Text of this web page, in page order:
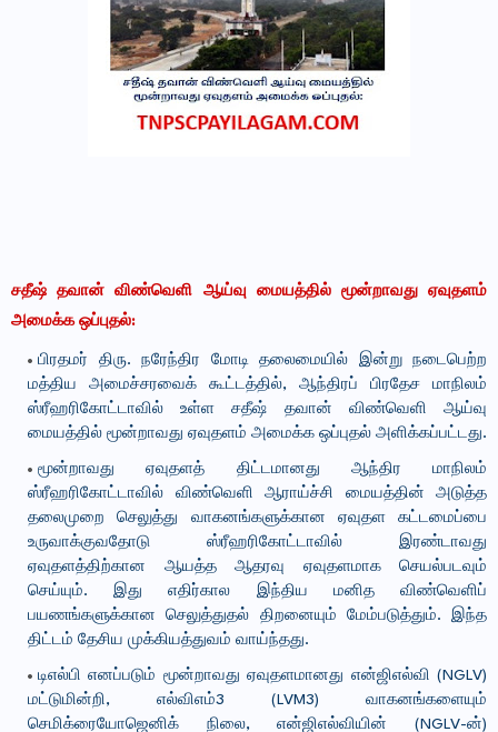
சதீஷ் தவான் விண்வெளி ஆய்வு மையத்தில் மூன்றாவது ஏவுதளம்
அமைக்க ஒப்புதல்:
பிரதமர் திரு. நரேந்திர மோடி தலைமையில் இன்று நடைபெற்ற
மத்திய அமைச்சரவைக் கூட்டத்தில், ஆந்திரப் பிரதேச மாநிலம்
ஸ்ரீஹரிகோட்டாவில் உள்ள சதீஷ் தவான் விண்வெளி ஆய்வு
மையத்தில் மூன்றாவது ஏவுதளம் அமைக்க ஒப்புதல் அளிக்கப்பட்டது.
மூன்றாவது ஏவுதளத் திட்டமானது ஆந்திர மாநிலம்
ஸ்ரீஹரிகோட்டாவில் விண்வெளி ஆராய்ச்சி மையத்தின் அடுத்த
தலைமுறை செலுத்து வாகனங்களுக்கான ஏவுதள கட்டமைப்பை
உருவாக்குவதோடு ஸ்ரீஹரிகோட்டாவில் இரண்டாவது
ஏவுதளத்திற்கான ஆயத்த ஆதரவு ஏவுதளமாக செயல்படவும்
செய்யும். இது எதிர்கால இந்திய மனித விண்வெளிப்
பயணங்களுக்கான செலுத்துதல் திறனையும் மேம்படுத்தும். இந்த
திட்டம் தேசிய முக்கியத்துவம் வாய்ந்தது.
டிஎல்பி எனப்படும் மூன்றாவது ஏவுதளமானது என்ஜிஎல்வி (NGLV)
மட்டுமின்றி, எல்விஎம்3 (LVM3) வாகனங்களையும்
செமிக்ரையோஜெனிக் நிலை, என்ஜிஎல்வியின் (NGLV-ன்)